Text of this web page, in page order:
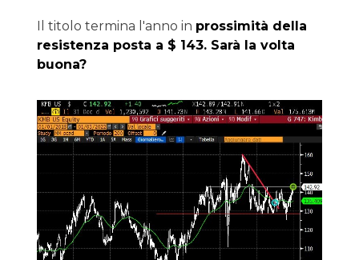
Il titolo termina l'anno in prossimità della
resistenza posta a $ 143. Sarà la volta
buona?